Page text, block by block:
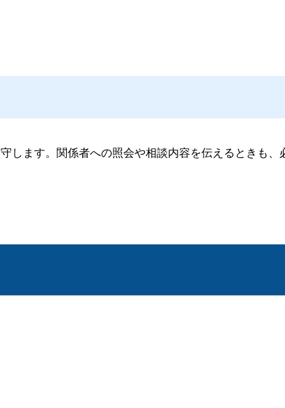
ます。関係者への照会や相談内容を伝えるときも、
地